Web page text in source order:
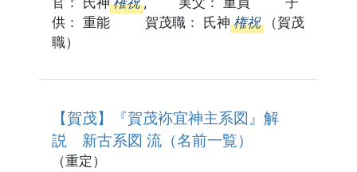
供： 重能 賀茂職： 氏神 権祝
（賀茂
職）
【賀茂】『賀茂袮宜神主系図』解
説 新古系図 流（名前一覧）
（重定）